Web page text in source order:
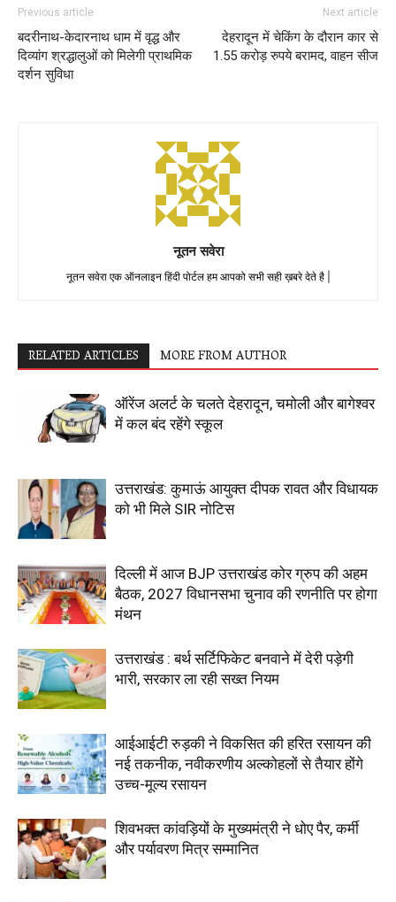
Previous article
बदरीनाथ-केदारनाथ धाम में वृद्ध और
दिव्यांग श्रद्धालुओं को मिलेगी प्राथमिक
दर्शन सुविधा
Next article
देहरादून में चेकिंग के दौरान कार से
1.55 करोड़ रुपये बरामद, वाहन सीज
नूतन सवेरा
नूतन सवेरा एक ऑनलाइन हिंदी पोर्टल हम आपको सभी सही ख़बरे देते है |
RELATED ARTICLES MORE FROM AUTHOR
ऑरेंज अलर्ट के चलते देहरादून, चमोली और बागेश्वर
में कल बंद रहेंगे स्कूल
उत्तराखंड: कुमाऊं आयुक्त दीपक रावत और विधायक
को भी मिले SIR नोटिस
दिल्ली में आज BJP उत्तराखंड कोर ग्रुप की अहम
बैठक, 2027 विधानसभा चुनाव की रणनीति पर होगा
मंथन
उत्तराखंड : बर्थ सर्टिफिकेट बनवाने में देरी पड़ेगी
भारी, सरकार ला रही सख्त नियम
आईआईटी रुड़की ने विकसित की हरित रसायन की
नई तकनीक, नवीकरणीय अल्कोहलों से तैयार होंगे
उच्च-मूल्य रसायन
शिवभक्त कांवड़ियों के मुख्यमंत्री ने धोए पैर, कर्मी
और पर्यावरण मित्र सम्मानित